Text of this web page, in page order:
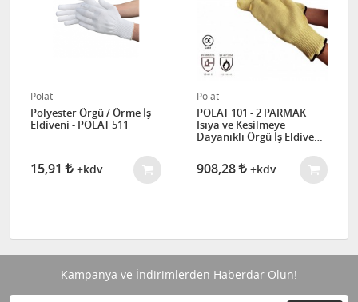
Polat
Polyester Örgü / Örme İş
Eldiveni - POLAT 511
15,91 +kdv
Polat
POLAT 101 - 2 PARMAK
Isıya ve Kesilmeye
Dayanıklı Örgü İş Eldiveni
908,28 +kdv
Kampanya ve İndirimlerden Haberdar Olun!